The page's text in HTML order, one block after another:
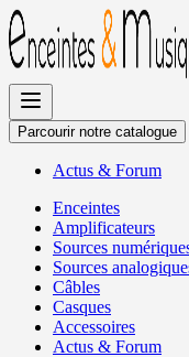
Allez
au
contenu
Parcourir notre catalogue
Actus & Forum
Enceintes
Amplificateurs
Sources
Sources
Câbles
Casques
Accessoires
Actus & Forum